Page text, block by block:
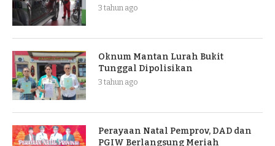
3 tahun ago
Oknum Mantan Lurah Bukit
Tunggal Dipolisikan
3 tahun ago
Perayaan Natal Pemprov, DAD dan
PGIW Berlangsung Meriah